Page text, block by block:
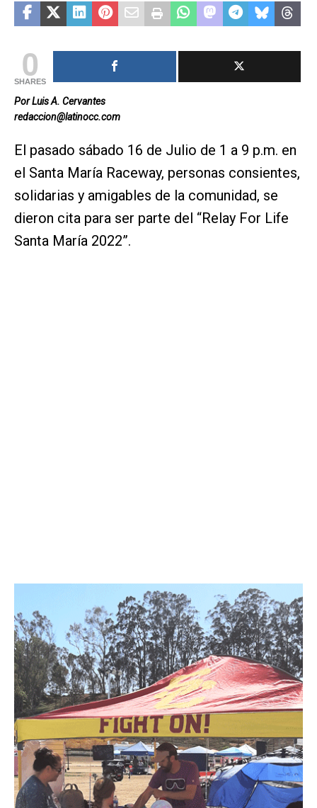
0
SHARES
Por Luis A. Cervantes
redaccion@latinocc.com
El pasado sábado 16 de Julio de 1 a 9 p.m. en
el Santa María Raceway, personas consientes,
solidarias y amigables de la comunidad, se
dieron cita para ser parte del “Relay For Life
Santa María 2022”.